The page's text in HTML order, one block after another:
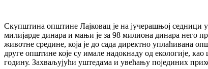
Скупштина општине Лајковац је на јучерашњој седници
милијарде динара и мањи је за 98 милиона динара него
животне средине, која је до сада директно уплаћивана
друге општине које су имале надокнаду од екологије,
годину. Захваљујући уштедама и увећању појединих